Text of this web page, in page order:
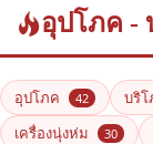
อุปโภค -
อุปโภค 42 บริ
เครื่องนุ่งห่ม 30